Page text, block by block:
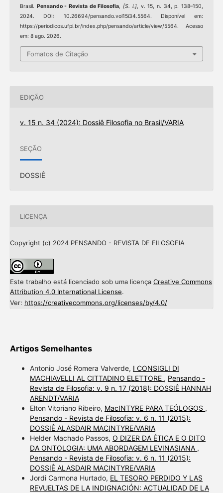
Brasil. Pensando - Revista de Filosofia,[S. l.], v. 15, n. 34, p. 138–150,
2024. DOI: 10.26694/pensando.vol15i34.5564. Disponível em:
https://periodicos.ufpi.br/index.php/pensando/article/view/5564. Acesso
em: 8 ago. 2026.
Fomatos de Citação
EDIÇÃO
v. 15 n. 34 (2024): Dossiê Filosofia no Brasil/VARIA
SEÇÃO
DOSSIÊ
LICENÇA
Copyright (c) 2024 PENSANDO - REVISTA DE FILOSOFIA
Este trabalho está licenciado sob uma licença Creative Commons
Attribution 4.0 International License.
Ver: https://creativecommons.org/licenses/by/4.0/
Artigos Semelhantes
Antonio José Romera Valverde, I CONSIGLI DI
MACHIAVELLI AL CITTADINO ELETTORE , Pensando -
Revista de Filosofia: v. 9 n. 17 (2018): DOSSIÊ HANNAH
ARENDT/VARIA
Elton Vitoriano Ribeiro, MacINTYRE PARA TEÓLOGOS ,
Pensando - Revista de Filosofia: v. 6 n. 11 (2015):
DOSSIÊ ALASDAIR MACINTYRE/VARIA
Helder Machado Passos, O DIZER DA ÉTICA E O DITO
DA ONTOLOGIA: UMA ABORDAGEM LEVINASIANA ,
Pensando - Revista de Filosofia: v. 6 n. 11 (2015):
DOSSIÊ ALASDAIR MACINTYRE/VARIA
Jordi Carmona Hurtado, EL TESORO PERDIDO Y LAS
REVUELTAS DE LA INDIGNACIÓN: ACTUALIDAD DE LA